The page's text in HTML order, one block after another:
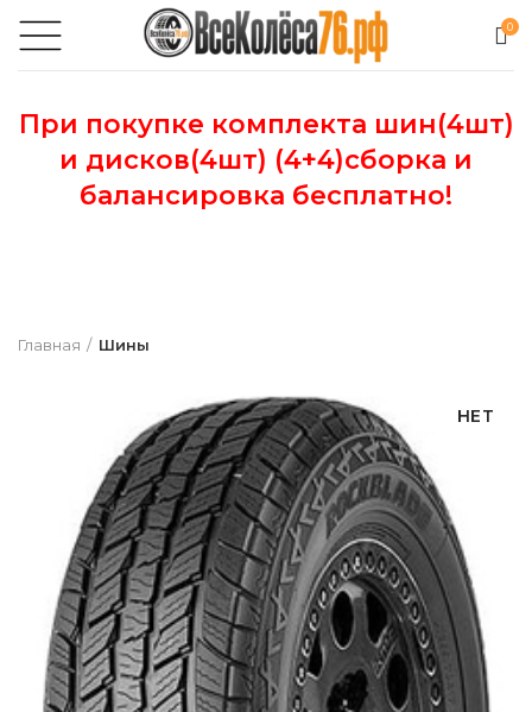
0
При покупке комплекта шин(4шт)
и дисков(4шт) (4+4)сборка и
балансировка бесплатно!
Главная Шины
НЕТ